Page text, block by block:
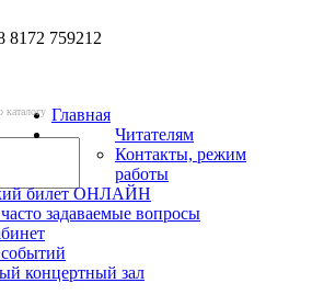
8172 759212
каталогу Главная
Читателям
Контакты, режим
работы
билет ОНЛАЙН
задаваемые вопросы
концертный зал